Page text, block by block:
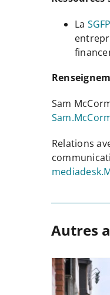
La
Sam
Relations
Autres